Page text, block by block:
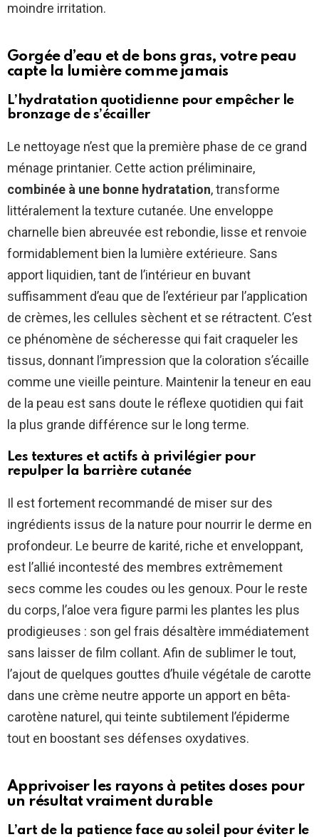
moindre irritation.
Gorgée d’eau et de bons gras, votre peau
capte la lumière comme jamais
L’hydratation quotidienne pour empêcher le
bronzage de s’écailler
Le nettoyage n’est que la première phase de ce grand
ménage printanier. Cette action préliminaire,
combinée à une bonne hydratation, transforme
littéralement la texture cutanée. Une enveloppe
charnelle bien abreuvée est rebondie, lisse et renvoie
formidablement bien la lumière extérieure. Sans
apport liquidien, tant de l’intérieur en buvant
suffisamment d’eau que de l’extérieur par l’application
de crèmes, les cellules sèchent et se rétractent. C’est
ce phénomène de sécheresse qui fait craqueler les
tissus, donnant l’impression que la coloration s’écaille
comme une vieille peinture. Maintenir la teneur en eau
de la peau est sans doute le réflexe quotidien qui fait
la plus grande différence sur le long terme.
Les textures et actifs à privilégier pour
repulper la barrière cutanée
Il est fortement recommandé de miser sur des
ingrédients issus de la nature pour nourrir le derme en
profondeur. Le beurre de karité, riche et enveloppant,
est l’allié incontesté des membres extrêmement
secs comme les coudes ou les genoux. Pour le reste
du corps, l’aloe vera figure parmi les plantes les plus
prodigieuses : son gel frais désaltère immédiatement
sans laisser de film collant. Afin de sublimer le tout,
l’ajout de quelques gouttes d’huile végétale de carotte
dans une crème neutre apporte un apport en bêta-
carotène naturel, qui teinte subtilement l’épiderme
tout en boostant ses défenses oxydatives.
Apprivoiser les rayons à petites doses pour
un résultat vraiment durable
L’art de la patience face au soleil pour éviter le